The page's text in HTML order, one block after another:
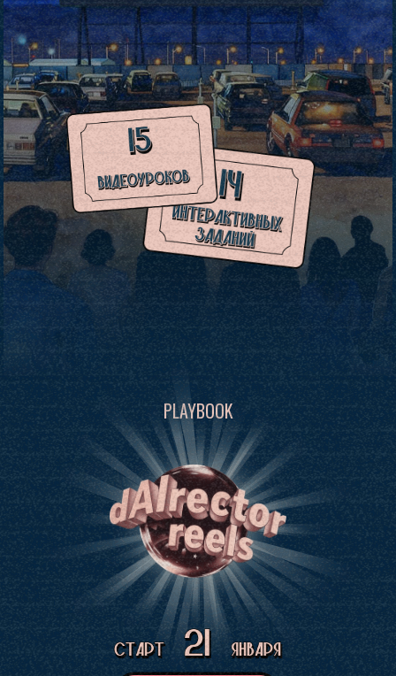
PLAYBOOK